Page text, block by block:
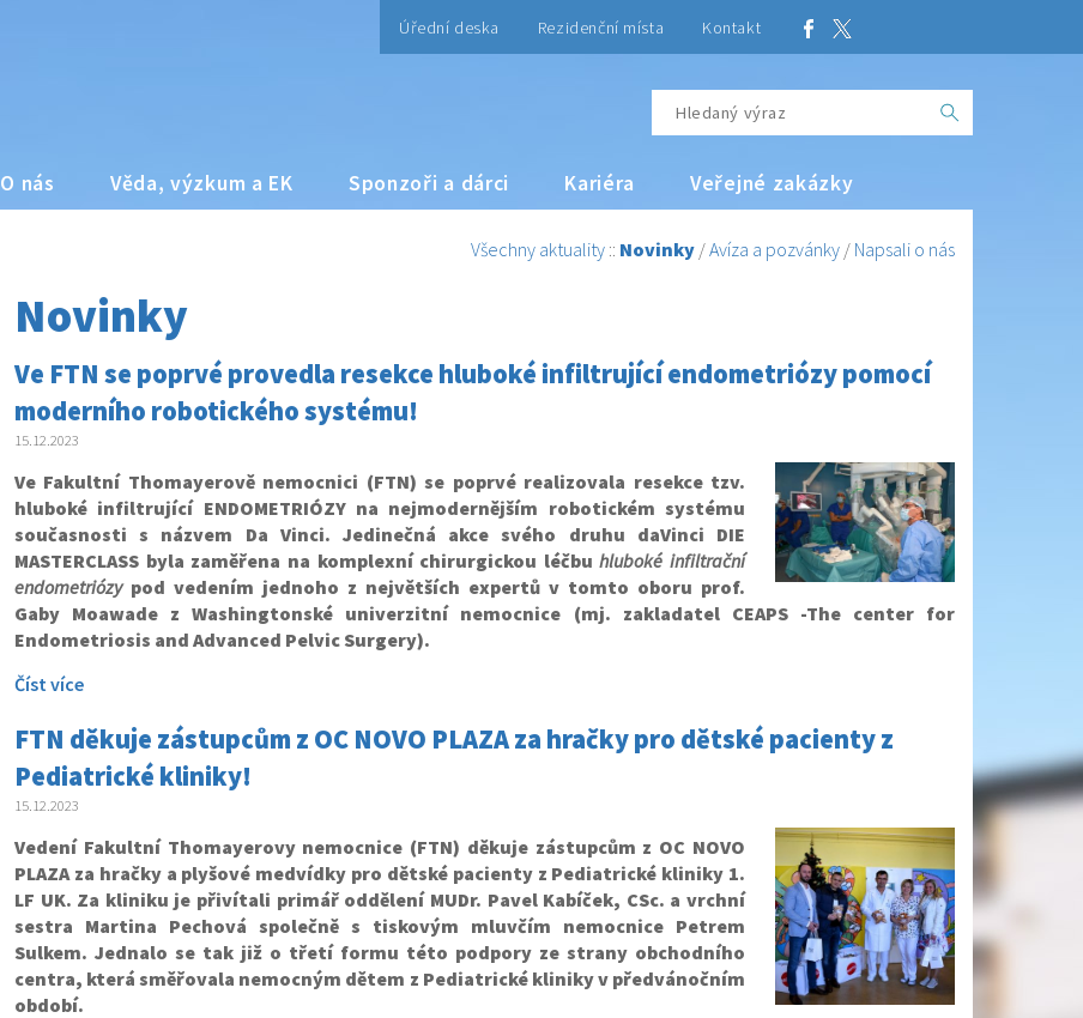
Úřední deska Rezidenční místa Kontakt
O nás Věda, výzkum a EK Sponzoři a dárci Kariéra Veřejné zakázky
Všechny aktuality :: Novinky /Avíza a pozvánky / Napsali o nás
Novinky
Ve FTN se poprvé provedla resekce hluboké infiltrující endometriózy pomocí
moderního robotického systému!
15.12.2023
Ve Fakultní Thomayerově nemocnici (FTN) se poprvé realizovala resekce tzv.
hluboké infiltrující ENDOMETRIÓZY na nejmodernějším robotickém systému
současnosti s názvem Da Vinci. Jedinečná akce svého druhu daVinci DIE
MASTERCLASS byla zaměřena na komplexní chirurgickou léčbuhluboké infiltrační
endometriózypod vedením jednoho z největších expertů v tomto oboru prof.
Gaby Moawade z Washingtonské univerzitní nemocnice (mj. zakladatel CEAPS -The center for
Endometriosis and Advanced Pelvic Surgery).
Číst více
FTN děkuje zástupcům z OC NOVO PLAZA za hračky pro dětské pacienty z
Pediatrické kliniky!
15.12.2023
Vedení Fakultní Thomayerovy nemocnice (FTN) děkuje zástupcům z OC NOVO
PLAZA za hračky a plyšové medvídky pro dětské pacienty z Pediatrické kliniky 1.
LF UK. Za kliniku je přivítali primář oddělení MUDr. Pavel Kabíček, CSc. a vrchní
sestra Martina Pechová společně s tiskovým mluvčím nemocnice Petrem
Sulkem. Jednalo se tak již o třetí formu této podpory ze strany obchodního
centra, která směřovala nemocným dětem z Pediatrické kliniky v předvánočním
období.